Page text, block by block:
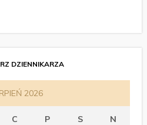
DZIENNIKARZA
2026
C P S N